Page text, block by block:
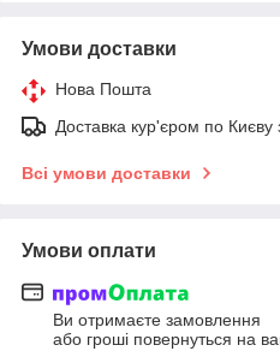
Умови доставки
Нова Пошта
Доставка кур'єром по
Всі умови доставки
Умови оплати
Ви отримаєте замовлення
або гроші повернуться на